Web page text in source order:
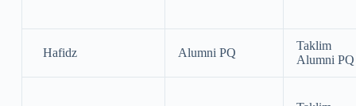
Hafidz Alumni PQ
Taklim
Alumni PQ